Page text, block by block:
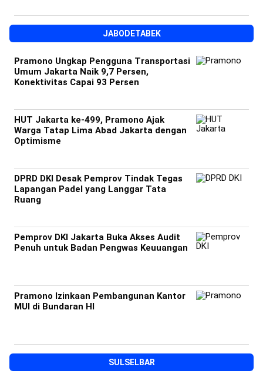
JABODETABEK
Pramono Ungkap Pengguna Transportasi
Umum Jakarta Naik 9,7 Persen,
Konektivitas Capai 93 Persen
HUT Jakarta ke-499, Pramono Ajak
Warga Tatap Lima Abad Jakarta dengan
Optimisme
DPRD DKI Desak Pemprov Tindak Tegas
Lapangan Padel yang Langgar Tata
Ruang
Pemprov DKI Jakarta Buka Akses Audit
Penuh untuk Badan Pengwas Keuuangan
Pramono Izinkaan Pembangunan Kantor
MUI di Bundaran HI
SULSELBAR